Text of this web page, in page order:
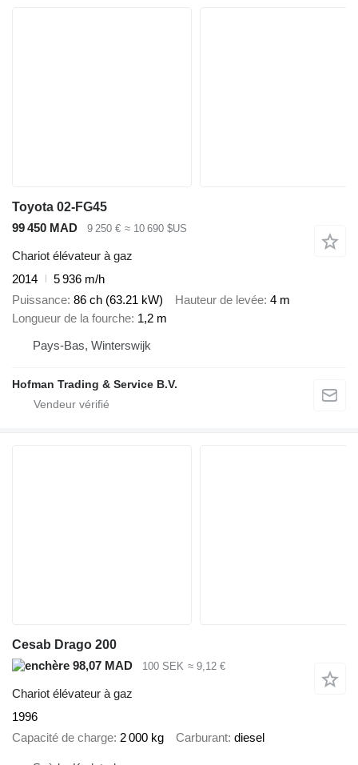
Toyota 02-FG45
99 450 MAD
9 250 € ≈ 10 690 $US
Chariot élévateur à gaz
2014
5 936 m/h
Puissance 86 ch (63.21 kW) Hauteur de levée 4 m
Longueur de la fourche 1,2 m
Pays-Bas, Winterswijk
Hofman Trading & Service B.V.
Cesab Drago 200
98,07 MAD
100 SEK ≈ 9,12 €
Chariot élévateur à gaz
1996
Capacité de charge 2 000 kg Carburant diesel